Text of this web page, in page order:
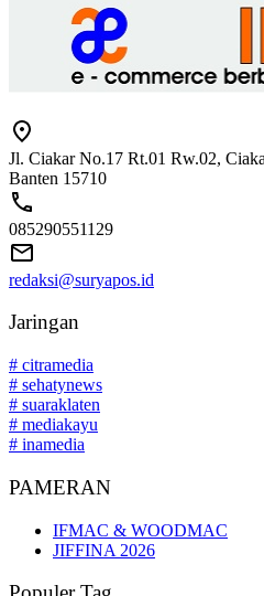
Jl. Ciakar No.17 Rt.01 Rw.02,
Banten 15710
085290551129
redaksi@suryapos.id
Jaringan
# citramedia
# sehatynews
# suaraklaten
# mediakayu
# inamedia
PAMERAN
IFMAC & WOODMAC
JIFFINA 2026